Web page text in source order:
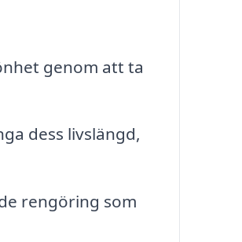
genom att ta
dess livslängd,
rengöring som